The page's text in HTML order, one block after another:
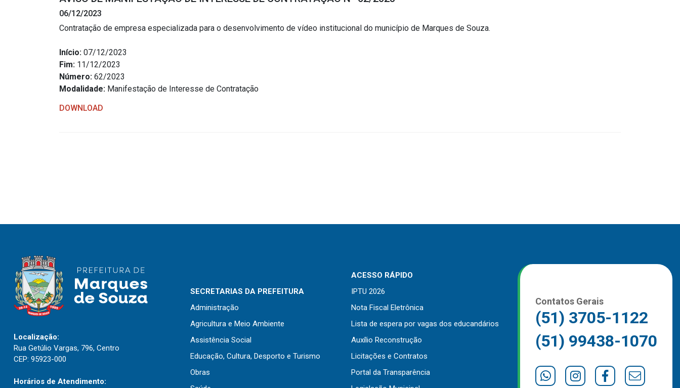
Transparência
Portal da Transparência
Radar da Transparência
Notícias
06/12/2023
Contratação de empresa especializada para o desenvolvimento de vídeo institucional do município de Marques de Souza.
Início: 07/12/2023
Fim: 11/12/2023
Número: 62/2023
Modalidade: Manifestação de Interesse de Contratação
DOWNLOAD
Localização:
Rua Getúlio Vargas, 796, Centro
CEP: 95923-000
Horários de Atendimento:
SECRETARIAS DA PREFEITURA
Administração
Agricultura e Meio Ambiente
Assistência Social
Educação, Cultura, Desporto e Turismo
Obras
ACESSO RÁPIDO
IPTU 2026
Nota Fiscal Eletrônica
Lista de espera por vagas dos educandários
Auxílio Reconstrução
Licitações e Contratos
Portal da Transparência
Contatos Gerais
(51) 3705-1122
(51) 99438-1070